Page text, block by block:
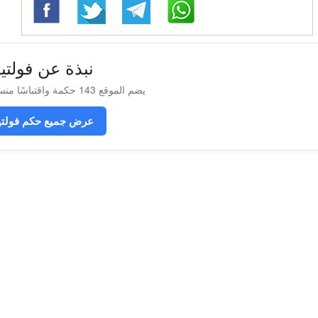
نبذة عن
يضم الموقع 143 حكمة واقتباسًا منسوبة إلى فولتير
عرض جميع حكم